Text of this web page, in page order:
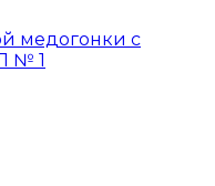
медогонки с
№ 1